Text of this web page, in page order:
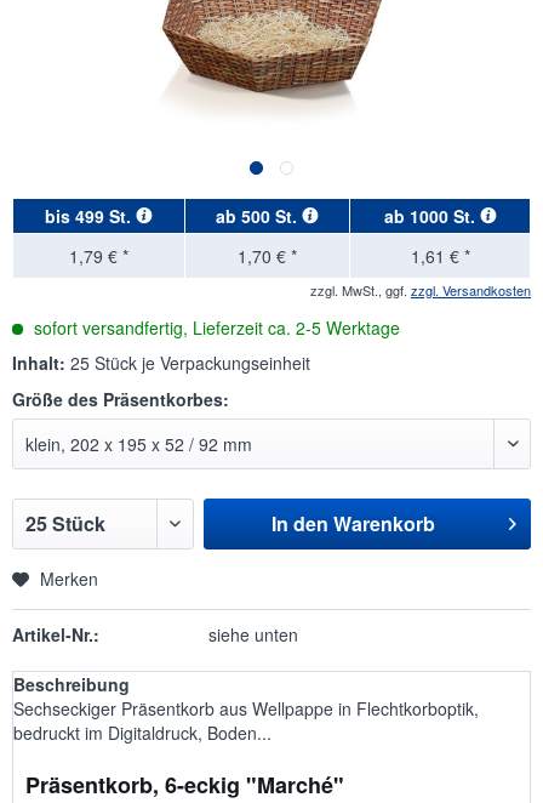
bis 499 St. ab 500 St. ab 1000 St.
1,79 € *
1,70 € * 1,61 € *
zzgl. MwSt., ggf. zzgl. Versandkosten
sofort versandfertig, Lieferzeit ca. 2-5 Werktage
Inhalt: 25 Stück je Verpackungseinheit
Größe des Präsentkorbes:
In den Warenkorb
Merken
Artikel-Nr.: siehe unten
Beschreibung
Sechseckiger Präsentkorb aus Wellpappe in Flechtkorboptik,
bedruckt im Digitaldruck, Boden...
Präsentkorb, 6-eckig "Marché"